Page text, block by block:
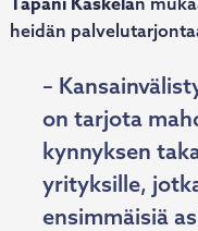
heidän
–
on tarjota
kynnyksen
yrityksille,
ensimmäisiä